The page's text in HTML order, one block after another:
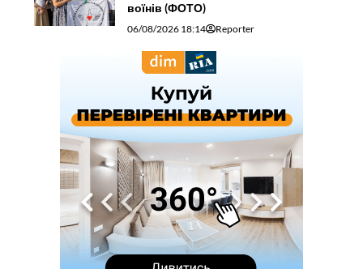
воїнів (ФОТО)
06/08/2026 18:14 Reporter